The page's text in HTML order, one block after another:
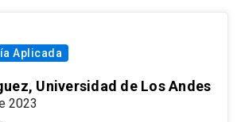
Aplicada
Universidad de Los Andes
2023